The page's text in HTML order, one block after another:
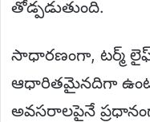
తోడ్పడుతుంది.
సాధారణంగా, టర్మ్ లైఫ్
ఆధారితమైనదిగా
అవసరాలపైనే